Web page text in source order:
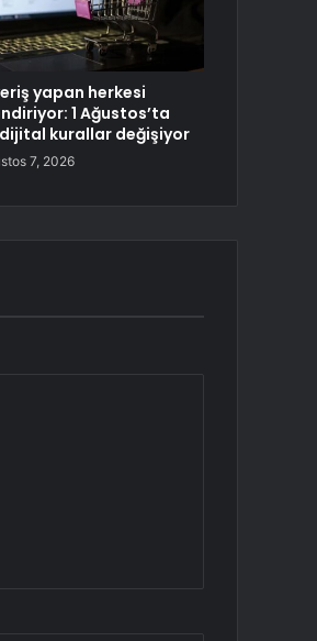
yapan herkesi
1 Ağustos’ta
kurallar değişiyor
7, 2026